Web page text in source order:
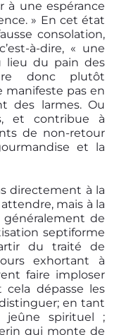
à une espérance
» En cet état
consolation,
à-dire, « une
lieu du pain des
donc plutôt
manifeste pas en
des larmes. Ou
et contribue à
de non-retour
et la
directement à la
mais à la
généralement de
septiforme
du traité de
exhortant à
faire imploser
dépasse les
en tant
jeûne spirituel ;
qui monte de